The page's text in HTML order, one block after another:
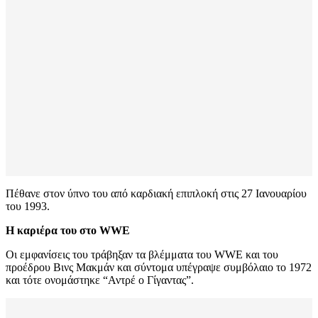
Πέθανε στον ύπνο του από καρδιακή επιπλοκή στις 27 Ιανουαρίου
του 1993.
Η καριέρα του στο WWE
Οι εμφανίσεις του τράβηξαν τα βλέμματα του WWE και του
προέδρου Βινς Μακμάν και σύντομα υπέγραψε συμβόλαιο το 1972
και τότε ονομάστηκε “Αντρέ ο Γίγαντας”.